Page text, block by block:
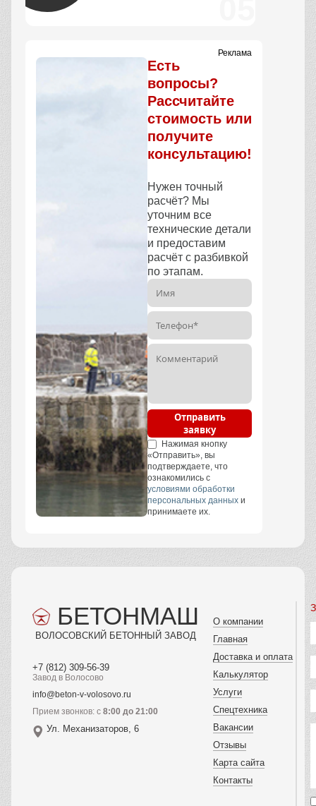
Реклама
Есть
вопросы?
Рассчитайте
стоимость или
получите
консультацию!
Нужен точный
расчёт? Мы
уточним все
технические детали
и предоставим
расчёт с разбивкой
по этапам.
Отправить
заявку
Нажимая кнопку
«Отправить», вы
подтверждаете, что
ознакомились с
условиями обработки
персональных данных и
принимаете их.
БЕТОНМАШ
ВОЛОСОВСКИЙ БЕТОННЫЙ ЗАВОД
+7 (812) 309-56-39
Завод в Волосово
info@beton-v-volosovo.ru
Прием звонков: с 8:00 до 21:00
Ул. Механизаторов, 6
О компании
Главная
Доставка и оплата
Калькулятор
Услуги
Спецтехника
Вакансии
Отзывы
Карта сайта
Контакты